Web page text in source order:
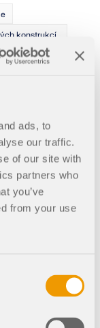
ads, to
our traffic.
of our site with
partners who
you’ve
from your use
konstrukcí
haly v
Francie
Groupe
výroby,
M2, má v